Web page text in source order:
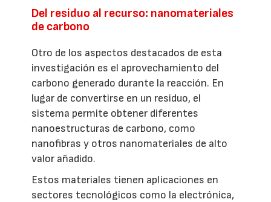
Del residuo al recurso: nanomateriales
de carbono
Otro de los aspectos destacados de esta
investigación es el aprovechamiento del
carbono generado durante la reacción. En
lugar de convertirse en un residuo, el
sistema permite obtener diferentes
nanoestructuras de carbono, como
nanofibras y otros nanomateriales de alto
valor añadido.
Estos materiales tienen aplicaciones en
sectores tecnológicos como la electrónica,